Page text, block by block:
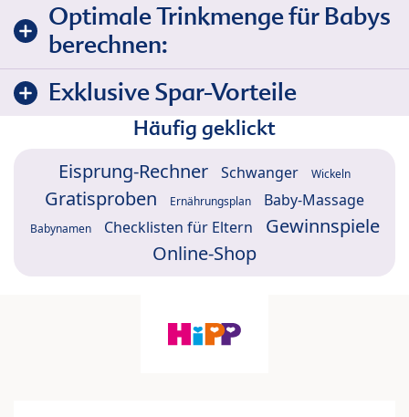
Optimale Trinkmenge für Babys
berechnen:
Exklusive Spar-Vorteile
Häufig geklickt
Eisprung-Rechner Schwanger Wickeln
Gratisproben Ernährungsplan Baby-Massage
Babynamen Checklisten für Eltern
Gewinnspiele
Online-Shop